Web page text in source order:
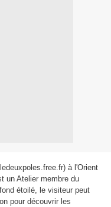
à l'Orient
un Atelier membre du
étoilé, le visiteur peut
pour découvrir les